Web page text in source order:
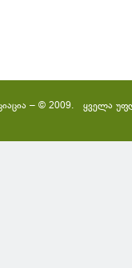
– © 2009. ყველა